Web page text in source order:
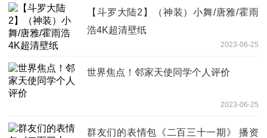
【斗罗大陆2】（神装）小舞/唐雅/霍雨
浩4K超清壁纸
2023-06-25
世界焦点！邻家天使同学个人评价
2023-06-25
群友们的表情包《二百三十一期》 播资